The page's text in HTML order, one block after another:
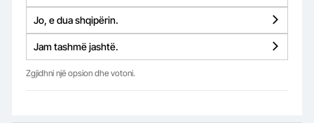
Jo, e dua shqipërin.
Jam tashmë jashtë.
Zgjidhni një opsion dhe votoni.